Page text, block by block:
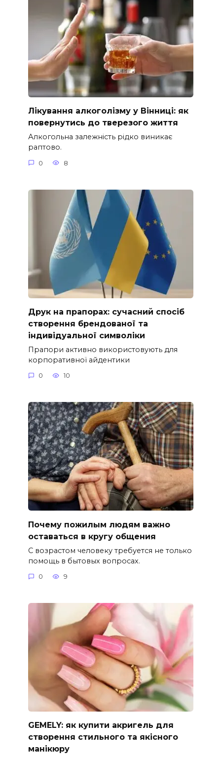
Лікування алкоголізму у Вінниці: як
повернутись до тверезого життя
Алкогольна залежність рідко виникає
раптово.
0 8
Друк на прапорах: сучасний спосіб
створення брендованої та
індивідуальної символіки
Прапори активно використовують для
корпоративної айдентики
0 10
Почему пожилым людям важно
оставаться в кругу общения
С возрастом человеку требуется не только
помощь в бытовых вопросах.
0 9
GEMELY: як купити акригель для
створення стильного та якісного
манікюру